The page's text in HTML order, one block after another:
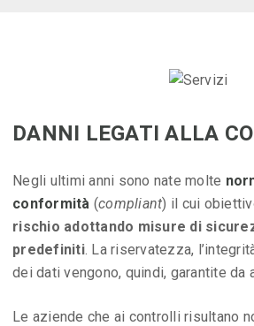
DANNI LEGATI ALLA
Negli ultimi anni sono nate molte
conformità (compliant) il cui
rischio adottando misure di
predefiniti. La riservatezza,
dei dati vengono, quindi, garantite da
Le aziende che ai controlli risultano